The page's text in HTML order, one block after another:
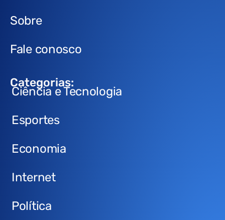
Sobre
Fale conosco
Categorias:
Ciência e Tecnologia
Esportes
Economia
Internet
Política